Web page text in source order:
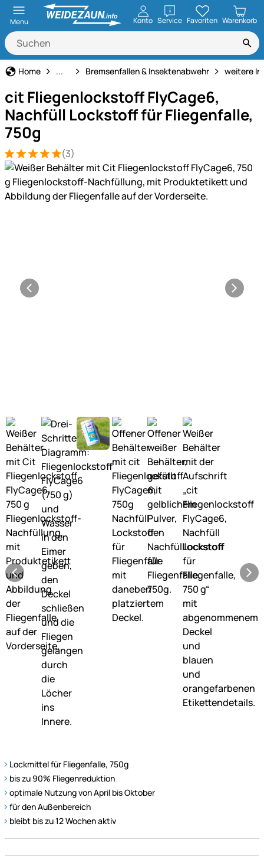
Menu Konto ServiceöffnenFavoriten Warenkorb
Home Tiervertreiber
... Bremsenfallen & Insektenabwehr weitere
cit Fliegenlockstoff FlyCage6,
Nachfüll Lockstoff für Fliegenfalle,
750g
Bewertung: 5 von 5 (3 Bewertungen)
3 Bewertungen
(3)
Produktgalerie
Lockmittel für Fliegenfalle, 750g
bis zu 90% Fliegenreduktion
optimale Nutzung von April bis Oktober
für den Außenbereich
bleibt bis zu 12 Wochen aktiv